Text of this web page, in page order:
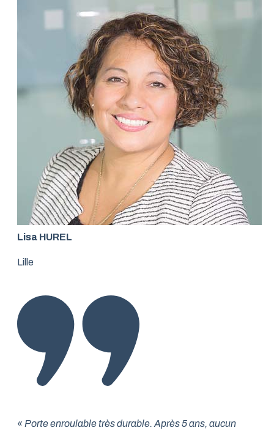
Lisa HUREL
Lille
« Porte enroulable très durable. Après 5 ans, aucun